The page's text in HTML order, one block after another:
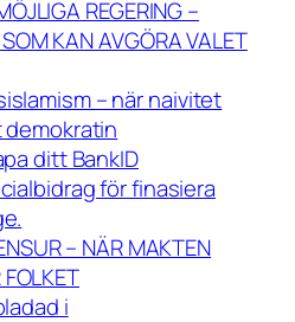
REGERING –
KAN AVGÖRA VALET
– när naivitet
ditt BankID
för finasiera
– NÄR MAKTEN
FOLKET
i